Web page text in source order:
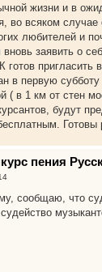
жизни и в
во всяком
любителей и
заявить о
пригласить
в первую
( в 1 км от стен
будут
пения
сообщаю, что